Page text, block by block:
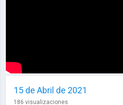
15 de Abril de 2021
186 visualizaciones